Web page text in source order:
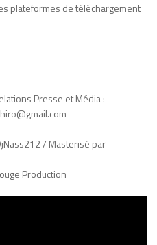
plateformes de téléchargement
Presse et Média :
/ Masterisé par
Production